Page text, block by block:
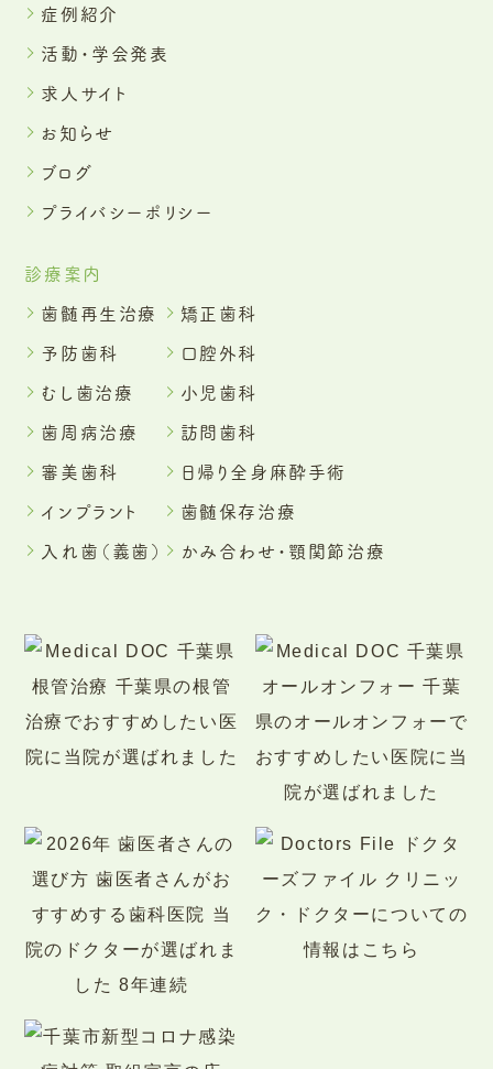
症例紹介
活動・学会発表
求人サイト
お知らせ
ブログ
プライバシーポリシー
診療案内
歯髄再生治療
予防歯科
むし歯治療
歯周病治療
審美歯科
インプラント
入れ歯（義歯）
矯正歯科
口腔外科
小児歯科
訪問歯科
日帰り全身麻酔手術
歯髄保存治療
かみ合わせ・顎関節治療